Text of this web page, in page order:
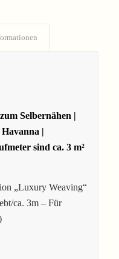
Selbernähen |
|
sind ca. 3 m²
„Luxury Weaving“
ca. 3m – Für